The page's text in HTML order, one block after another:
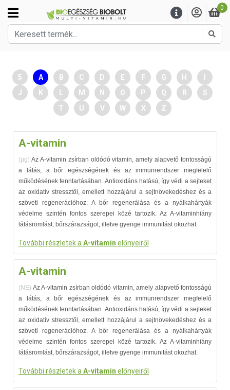
0
5 A B C D E F G H
J
K M N O P Q R
S
T
U V W X Z
A-vitamin
(µg) Az A-vitamin zsírban oldódó vitamin, amely alapvető fontosságú
a látás, a bőr egészségének és az immunrendszer megfelelő
működésének fenntartásában. Antioxidáns hatású, így védi a sejteket
az oxidatív stressztől, emellett hozzájárul a sejtnövekedéshez és a
szöveti regenerációhoz. A bőr regenerálása és a nyálkahártyák
védelme szintén fontos szerepei közé tartozik. Az A-vitaminhiány
látásromlást, bőrszárazságot, illetve gyenge immunitást okozhat.
További részletek a A-vitamin előnyeiről
A-vitamin
(NE) Az A-vitamin zsírban oldódó vitamin, amely alapvető fontosságú
a látás, a bőr egészségének és az immunrendszer megfelelő
működésének fenntartásában. Antioxidáns hatású, így védi a sejteket
az oxidatív stressztől, emellett hozzájárul a sejtnövekedéshez és a
szöveti regenerációhoz. A bőr regenerálása és a nyálkahártyák
védelme szintén fontos szerepei közé tartozik. Az A-vitaminhiány
látásromlást, bőrszárazságot, illetve gyenge immunitást okozhat.
További részletek a A-vitamin előnyeiről